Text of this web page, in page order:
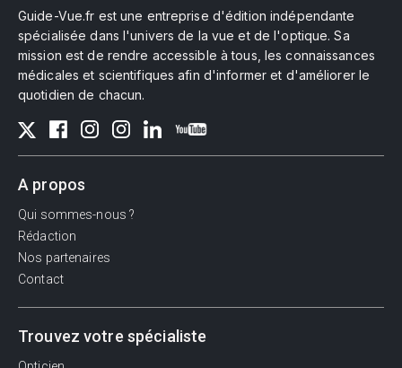
Guide-Vue.fr est une entreprise d'édition indépendante
spécialisée dans l'univers de la vue et de l'optique. Sa
mission est de rendre accessible à tous, les connaissances
médicales et scientifiques afin d'informer et d'améliorer le
quotidien de chacun.
A propos
Qui sommes-nous ?
Rédaction
Nos partenaires
Contact
Trouvez votre spécialiste